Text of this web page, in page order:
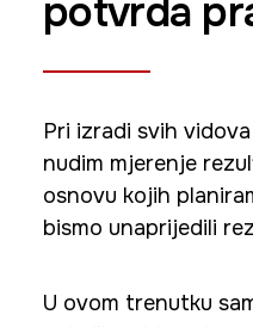
potvrda
Pri izradi svih
nudim mjerenje
osnovu kojih
bismo unaprijedili
U ovom trenutku